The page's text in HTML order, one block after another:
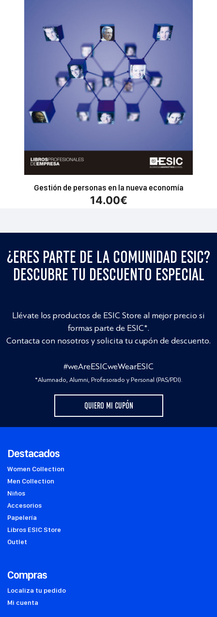
Gestión de personas en la nueva economía
14.00€
¿ERES PARTE DE LA COMUNIDAD ESIC?
DESCUBRE TU DESCUENTO ESPECIAL
Llévate los productos de ESIC Store al mejor precio si
formas parte de ESIC*.
Contacta con nosotros y solicita tu cupón de descuento.
#weAreESICweWearESIC
*Alumnado, Alumni, Profesorado y Personal (PAS/PDI).
QUIERO MI CUPÓN
Destacados
Women Collection
Men Collection
Niños
Accesorios
Papelería
Libros ESIC Store
Outlet
Compras
Localiza tu pedido
Mi cuenta